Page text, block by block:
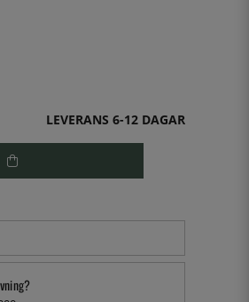
LEVERANS 6-12 DAGAR